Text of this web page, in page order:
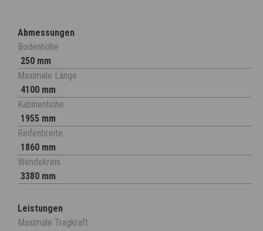
Abmessungen
Bodenhöhe
250 mm
Maximale Länge
4100 mm
Kabinenhöhe
1955 mm
Reifenbreite
1860 mm
Wendekreis
3380 mm
Leistungen
Maximale Tragkraft